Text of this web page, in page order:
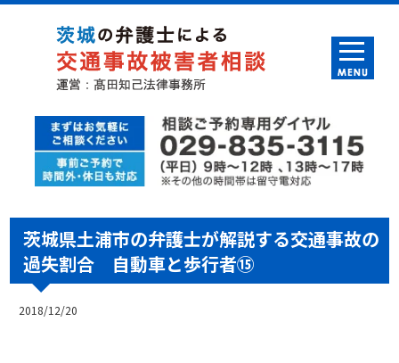
茨城県土浦市の弁護士が解説する交通事故の
過失割合 自動車と歩行者⑮
2018/12/20